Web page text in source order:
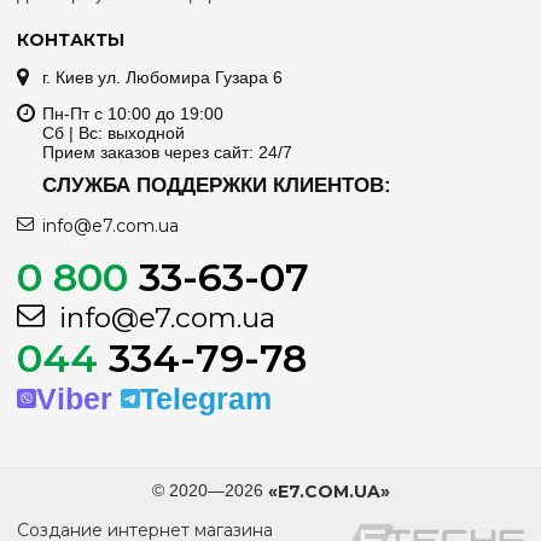
КОНТАКТЫ
г. Киев ул. Любомира Гузара 6
Пн-Пт с 10:00 до 19:00
Сб | Вс: выходной
Прием заказов через сайт: 24/7
СЛУЖБА ПОДДЕРЖКИ КЛИЕНТОВ:
info@e7.com.ua
0 800 33-63-07
info@e7.com.ua
044 334-79-78
Viber Telegram
© 2020—2026 «E7.COM.UA»
Создание интернет магазина